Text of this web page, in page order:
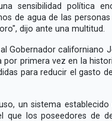
sensibilidad política
de agua de las personas
dijo ante una multitud.
Gobernador californiano
por primera vez en la
para reducir el gasto
un sistema establecido
que los poseedores de